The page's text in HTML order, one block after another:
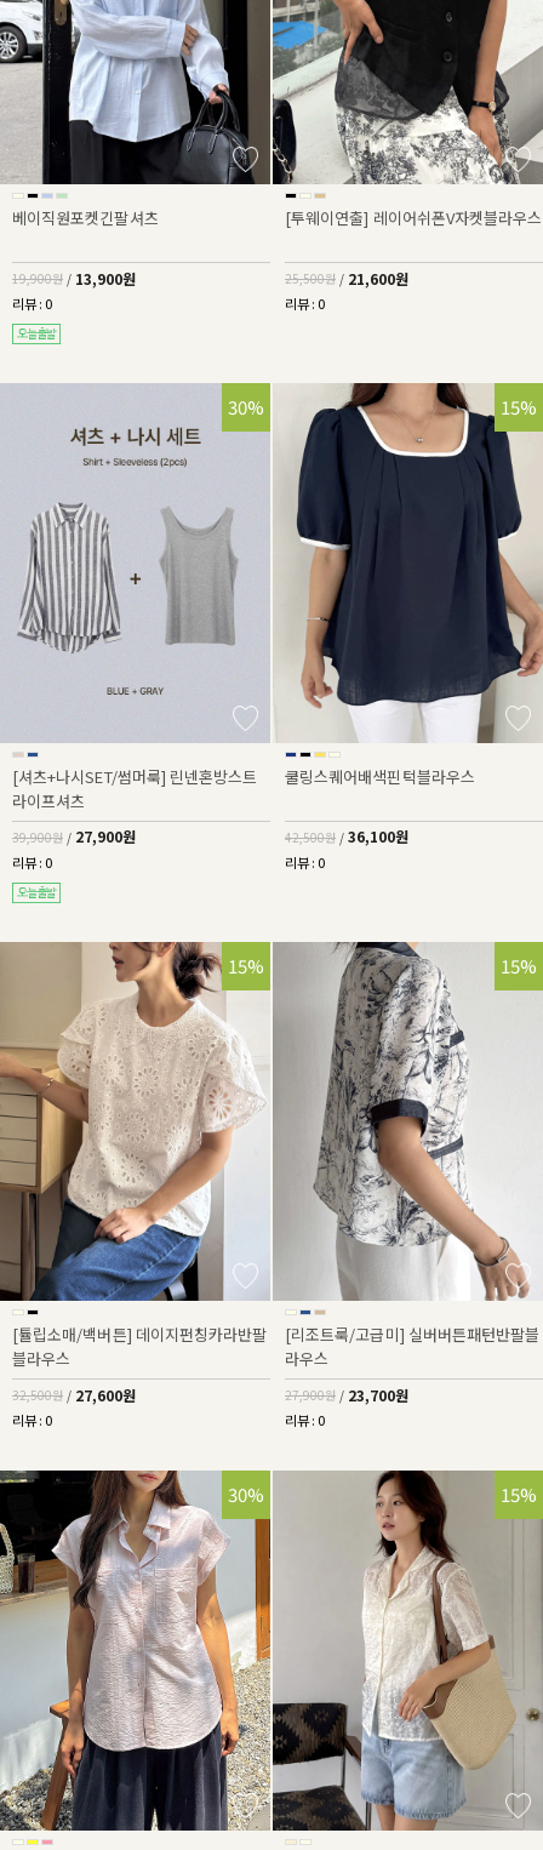
베이직원포켓긴팔셔츠
19,900원 / 13,900원
리뷰 : 0
[투웨이연출] 레이어쉬폰V자켓블라우스
25,500원 / 21,600원
리뷰 : 0
30%
[셔츠+나시SET/썸머룩] 린넨혼방스트
라이프셔츠
39,900원 / 27,900원
리뷰 : 0
15%
쿨링스퀘어배색핀턱블라우스
42,500원 / 36,100원
리뷰 : 0
15%
[튤립소매/백버튼] 데이지펀칭카라반팔
블라우스
32,500원 / 27,600원
리뷰 : 0
15%
[리조트룩/고급미] 실버버튼패턴반팔블
라우스
27,900원 / 23,700원
리뷰 : 0
30% 15%